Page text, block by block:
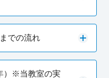
での流れ
）※当教室の実